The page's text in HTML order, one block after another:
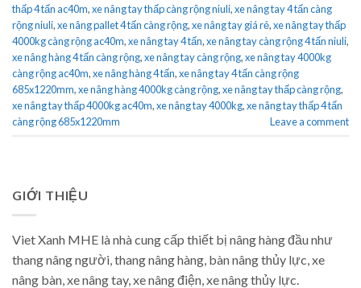
thấp 4 tấn ac40m,xe nâng tay thấp càng rộng niuli,xe nâng tay 4 tấn càng
rộng niuli,xe nâng pallet 4 tấn càng rộng,xe nâng tay giá rẻ,xe nâng tay thấp
4000kg càng rộng ac40m,xe nâng tay 4 tấn,xe nâng tay càng rộng 4 tấn niuli,
xe nâng hàng 4 tấn càng rộng,xe nâng tay càng rộng,xe nâng tay 4000kg
càng rộng ac40m,xe nâng hàng 4 tấn,xe nâng tay 4 tấn càng rộng
685x1220mm,xe nâng hàng 4000kg càng rộng,xe nâng tay thấp càng rộng,
xe nâng tay thấp 4000kg ac40m,xe nâng tay 4000kg,xe nâng tay thấp 4 tấn
càng rộng 685x1220mm
Leave a comment
GIỚI THIỆU
Viet Xanh MHE là nhà cung cấp thiết bị nâng hàng đầu như
thang nâng người, thang nâng hàng, bàn nâng thủy lực, xe
nâng bàn, xe nâng tay, xe nâng điện, xe nâng thủy lực.